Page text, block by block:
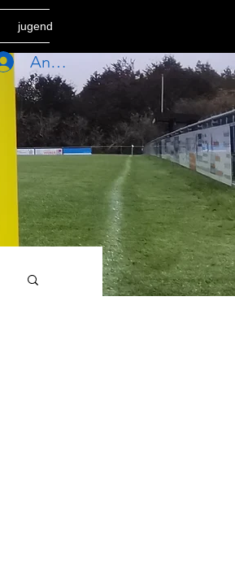
jugend
Anmelden